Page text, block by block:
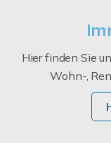
Hier finden Sie
Wohn-,